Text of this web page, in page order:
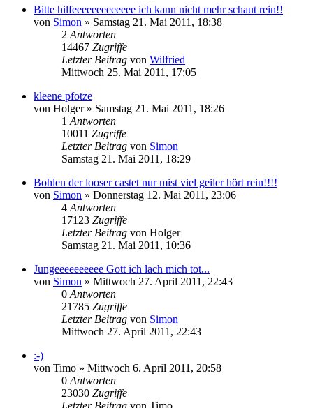
Bitte hilfeeeeeeeeeeeee ich kann nicht mehr schaut rein!!
von Simon » Samstag 21. Mai 2011, 18:38
2 Antworten
14467 Zugriffe
Letzter Beitrag von Wilfried
Mittwoch 25. Mai 2011, 17:05
kleene pfotze
von Holger» Samstag 21. Mai 2011, 18:26
1 Antworten
10011 Zugriffe
Letzter Beitrag von Simon
Samstag 21. Mai 2011, 18:29
Bohlen der looser castet nur mist viel geiler hört rein!!!!
von Simon » Donnerstag 12. Mai 2011, 23:06
4 Antworten
17123 Zugriffe
Letzter Beitrag von Holger
Samstag 21. Mai 2011, 10:36
Jungeeeeeeeeee Gott ich lach mich tot...
von Simon » Mittwoch 27. April 2011, 22:43
0 Antworten
21785 Zugriffe
Letzter Beitrag von Simon
Mittwoch 27. April 2011, 22:43
:-)
von Timo » Mittwoch 6. April 2011, 20:58
0 Antworten
23030 Zugriffe
Letzter Beitrag von Timo